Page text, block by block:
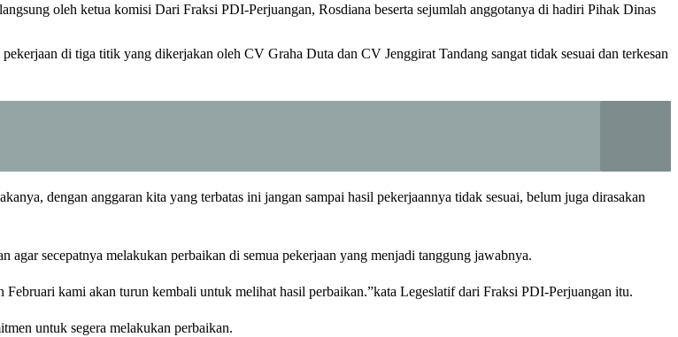
oleh ketua komisi Dari Fraksi PDI-Perjuangan, Rosdiana beserta sejumlah anggotanya di hadiri Pihak Dinas
di tiga titik yang dikerjakan oleh CV Graha Duta dan CV Jenggirat Tandang sangat tidak sesuai dan terkesan
dengan anggaran kita yang terbatas ini jangan sampai hasil pekerjaannya tidak sesuai, belum juga dirasakan
secepatnya melakukan perbaikan di semua pekerjaan yang menjadi tanggung jawabnya.
kami akan turun kembali untuk melihat hasil perbaikan.”kata Legeslatif dari Fraksi PDI-Perjuangan itu.
untuk segera melakukan perbaikan.